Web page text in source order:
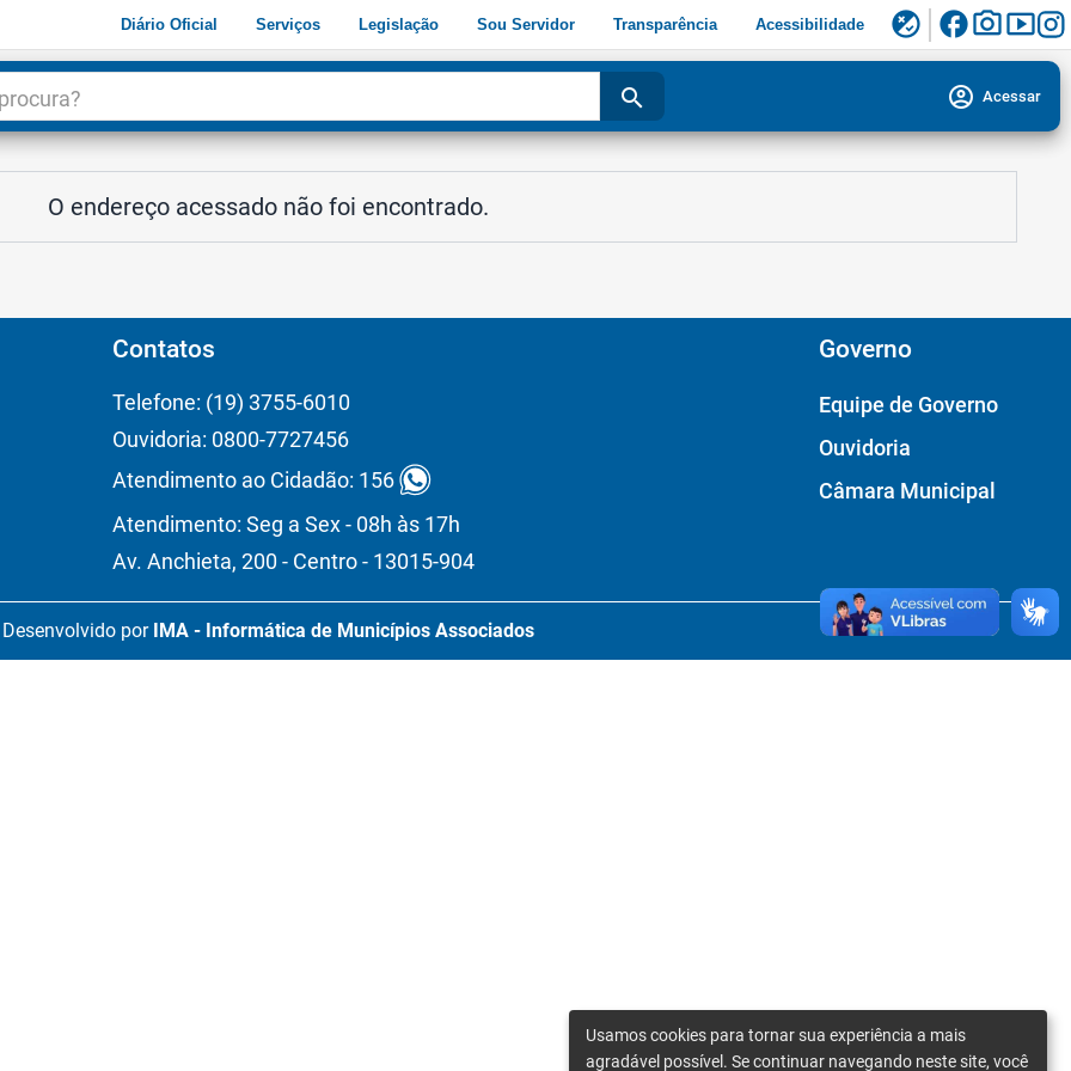
Diário Oficial Serviços Legislação Sou Servidor Transparência Acessibilidade flaky facebookphoto_camerasmart_display
search account_circle Acessar
O endereço acessado não foi encontrado.
Contatos
Telefone: (19) 3755-6010
Ouvidoria: 0800-7727456
Atendimento ao Cidadão: 156
Atendimento: Seg a Sex - 08h às 17h
Av. Anchieta, 200 - Centro - 13015-904
Governo
Equipe de Governo
Ouvidoria
Câmara Municipal
Desenvolvido por IMA - Informática de Municípios Associados
Usamos cookies para tornar sua experiência a mais
agradável possível. Se continuar navegando neste site, você